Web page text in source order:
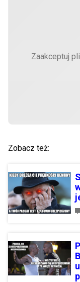
Zaakceptuj
Zobacz też: